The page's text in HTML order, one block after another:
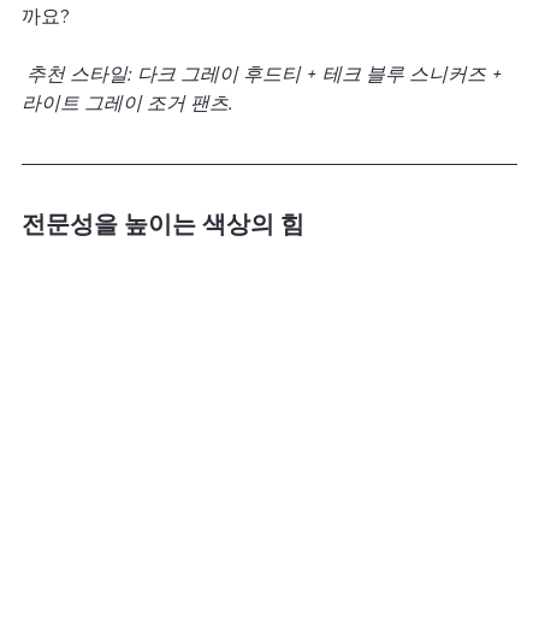
까요?
라이트 그레이 조거 팬츠.
전문성을 높이는 색상의 힘